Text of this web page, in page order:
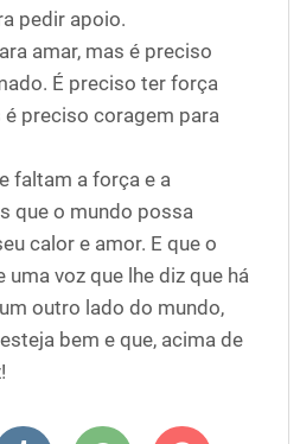
pedir apoio.
amar, mas é preciso
É preciso ter força
é preciso coragem para
faltam a força e a
que o mundo possa
calor e amor. E que o
voz que lhe diz que há
outro lado do mundo,
bem e que, acima de